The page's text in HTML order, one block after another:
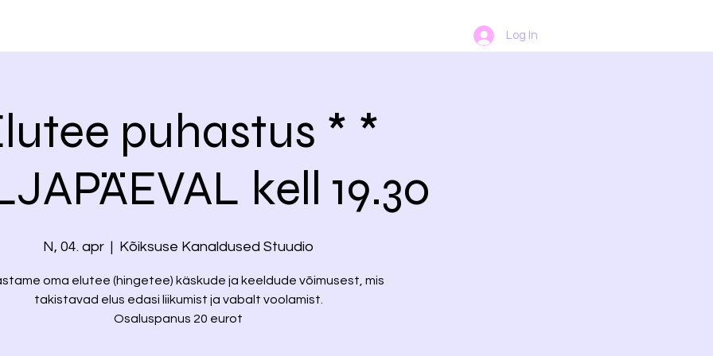
Log In
puhastus * *
kell 19.30
N, 04. apr
  |
Kõiksuse Kanaldused Stuudio
oma elutee (hingetee) käskude ja keeldude võimusest, mis
takistavad elus edasi liikumist ja vabalt voolamist.
Osaluspanus 20 eurot